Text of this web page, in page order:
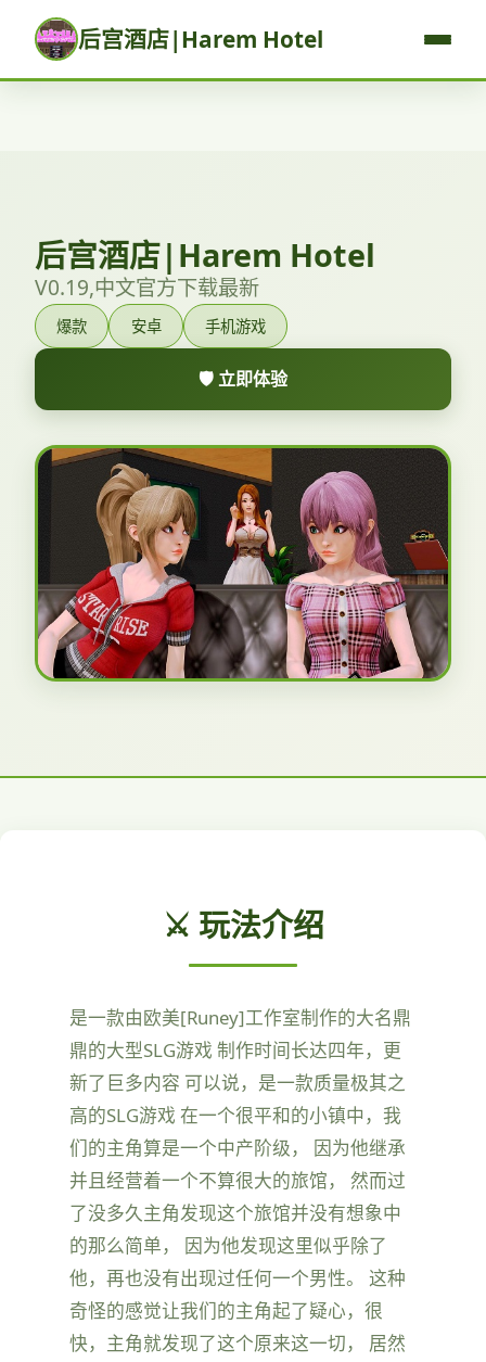
后宫酒店|Harem Hotel
后宫酒店|Harem Hotel
V0.19,中文官方下载最新
爆款 安卓 手机游戏
🛡️ 立即体验
⚔️ 玩法介绍
是一款由欧美[Runey]工作室制作的大名鼎
鼎的大型SLG游戏 制作时间长达四年，更
新了巨多内容 可以说，是一款质量极其之
高的SLG游戏 在一个很平和的小镇中，我
们的主角算是一个中产阶级， 因为他继承
并且经营着一个不算很大的旅馆， 然而过
了没多久主角发现这个旅馆并没有想象中
的那么简单， 因为他发现这里似乎除了
他，再也没有出现过任何一个男性。 这种
奇怪的感觉让我们的主角起了疑心，很
快，主角就发现了这个原来这一切， 居然